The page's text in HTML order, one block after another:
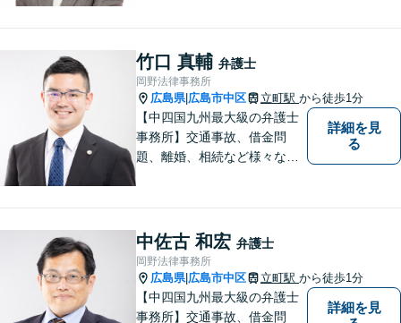
い！
竹口 真輔 弁護士
岡野法律事務所
広島県| 広島市中区 立町駅 から徒歩1分
【中四国九州最大級の弁護士
事務所】交通事故、借金問
題、離婚、相続など様々な問
い！
詳細を見
る
中佐古 和宏 弁護士
岡野法律事務所
広島県| 広島市中区 立町駅 から徒歩1分
【中四国九州最大級の弁護士
事務所】交通事故、借金問
詳細を見